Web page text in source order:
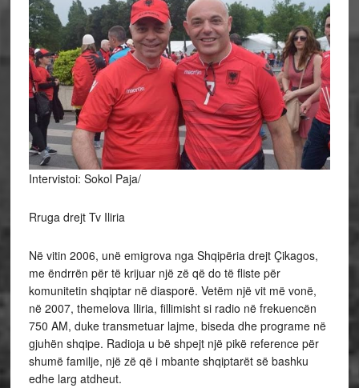
Intervistoi: Sokol Paja/
Rruga drejt Tv Iliria
Në vitin 2006, unë emigrova nga Shqipëria drejt Çikagos,
me ëndrrën për të krijuar një zë që do të fliste për
komunitetin shqiptar në diasporë. Vetëm një vit më vonë,
në 2007, themelova Iliria, fillimisht si radio në frekuencën
750 AM, duke transmetuar lajme, biseda dhe programe në
gjuhën shqipe. Radioja u bë shpejt një pikë reference për
shumë familje, një zë që i mbante shqiptarët së bashku
edhe larg atdheut.